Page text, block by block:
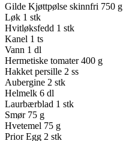
Gilde Kjøttpølse skinnfri 750 g
Løk 1 stk
Hvitløksfedd 1 stk
Kanel 1 ts
Vann 1 dl
Hermetiske tomater 400 g
Hakket persille 2 ss
Aubergine 2 stk
Helmelk 6 dl
Laurbærblad 1 stk
Smør 75 g
Hvetemel 75 g
Prior Egg 2 stk